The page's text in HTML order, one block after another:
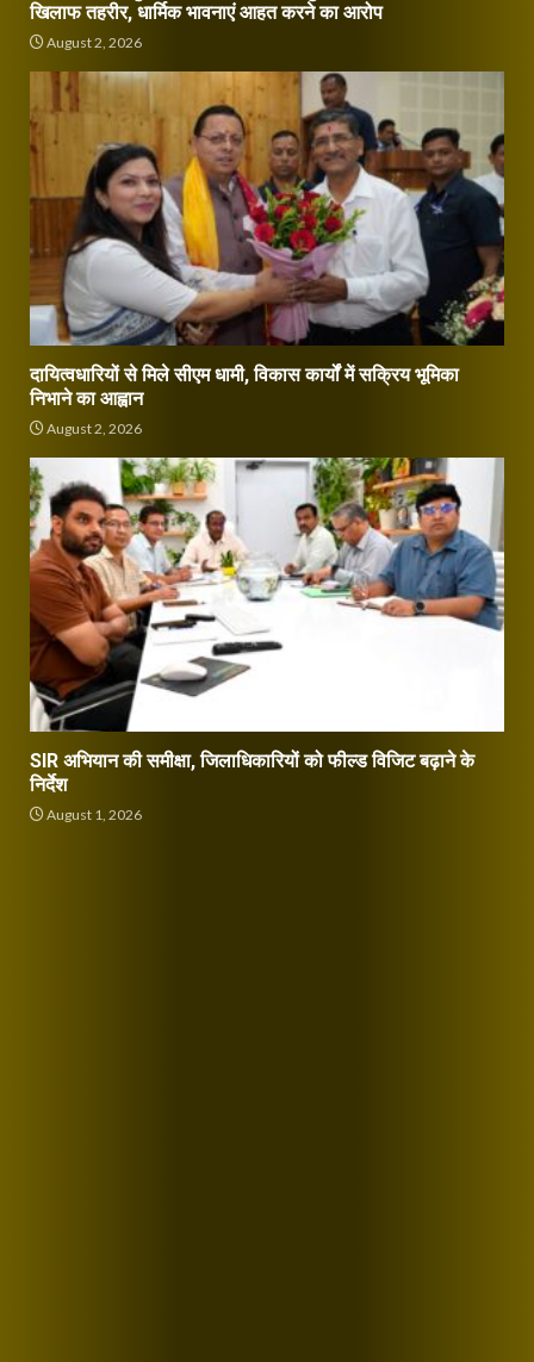
खिलाफ तहरीर, धार्मिक भावनाएं आहत करने का आरोप
August 2, 2026
दायित्वधारियों से मिले सीएम धामी, विकास कार्यों में सक्रिय भूमिका
निभाने का आह्वान
August 2, 2026
SIR अभियान की समीक्षा, जिलाधिकारियों को फील्ड विजिट बढ़ाने के
निर्देश
August 1, 2026